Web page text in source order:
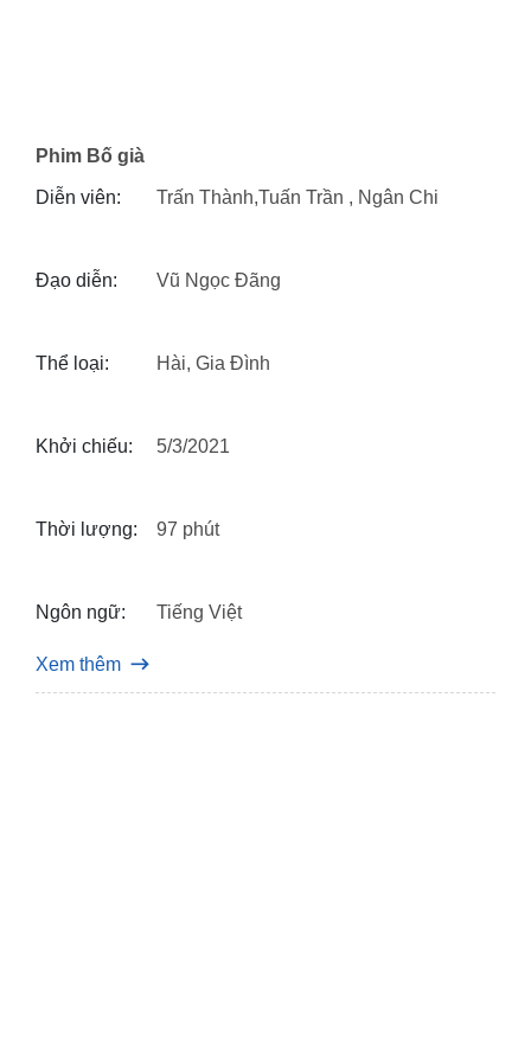
Phim Bố già
Diễn viên: Trấn Thành,Tuấn Trần , Ngân Chi
Đạo diễn: Vũ Ngọc Đãng
Thể loại: Hài, Gia Đình
Khởi chiếu: 5/3/2021
Thời lượng: 97 phút
Ngôn ngữ: Tiếng Việt
Xem thêm